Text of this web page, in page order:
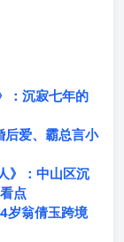
：沉寂七年的
后爱、霸总言小
》：中山区沉
点
岁翁倩玉跨境